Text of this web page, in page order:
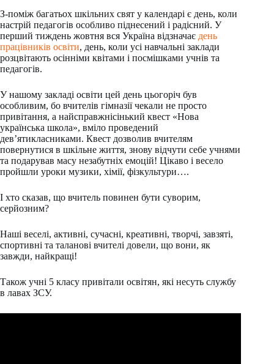
З-поміж багатьох шкільних свят у календарі є день, коли
настрій педагогів особливо піднесений і радісний. У
перший тиждень жовтня вся Україна відзначає день
працівників освіти, день, коли усі навчальні заклади
розцвітають осінніми квітами і посмішками учнів та
педагогів.
У нашому закладі освіти цей день цьогоріч був
особливим, бо вчителів гімназії чекали не просто
привітання, а найсправжнісінький квест «Нова
українська школа», вміло проведений
дев’ятикласниками. Квест дозволив вчителям
повернутися в шкільне життя, знову відчути себе учнями
та подарував масу незабутніх емоцій! Цікаво і весело
пройшли уроки музики, хімії, фізкультури….
І хто сказав, що вчитель повинен бути суворим,
серйозним?
Наші веселі, активні, сучасні, креативні, творчі, завзяті,
спортивні та таланові вчителі довели, що вони, як
завжди, найкращі!
Також учні 5 класу привітали освітян, які несуть службу
в лавах ЗСУ.